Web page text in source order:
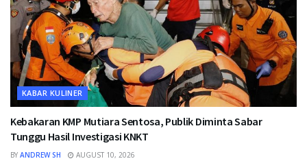
KABAR KULINER
Kebakaran KMP Mutiara Sentosa, Publik Diminta Sabar
Tunggu Hasil Investigasi KNKT
BY ANDREW SH AUGUST 10, 2026